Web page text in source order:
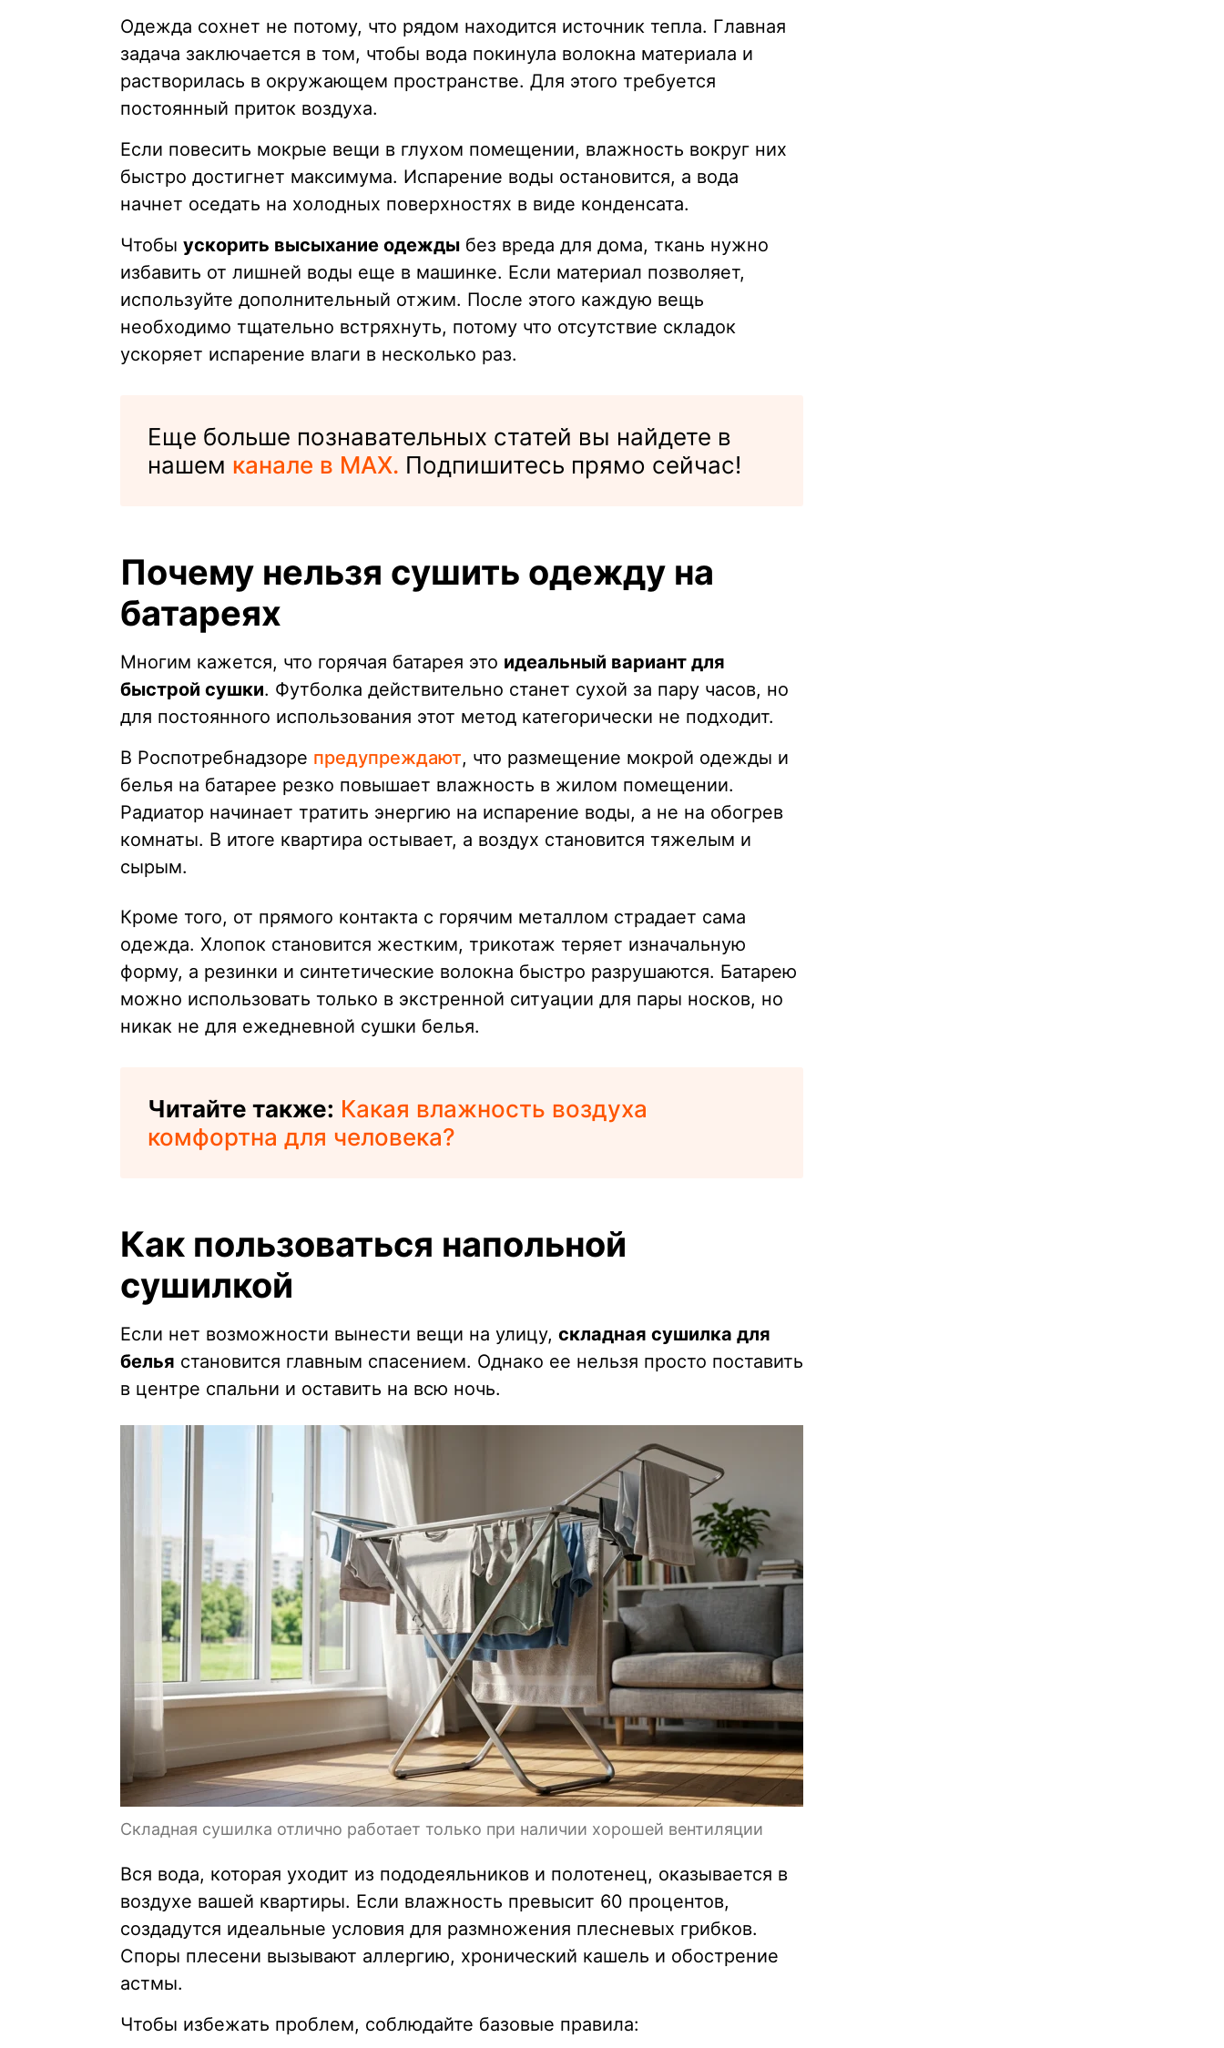
Одежда сохнет не потому, что рядом находится источник тепла. Главная
задача заключается в том, чтобы вода покинула волокна материала и
растворилась в окружающем пространстве. Для этого требуется
постоянный приток воздуха.
Если повесить мокрые вещи в глухом помещении, влажность вокруг них
быстро достигнет максимума. Испарение воды остановится, а вода
начнет оседать на холодных поверхностях в виде конденсата.
Чтобы ускорить высыхание одежды без вреда для дома, ткань нужно
избавить от лишней воды еще в машинке. Если материал позволяет,
используйте дополнительный отжим. После этого каждую вещь
необходимо тщательно встряхнуть, потому что отсутствие складок
ускоряет испарение влаги в несколько раз.
Еще больше познавательных статей вы найдете в
нашем канале в MAX. Подпишитесь прямо сейчас!
Почему нельзя сушить одежду на
батареях
Многим кажется, что горячая батарея это идеальный вариант для
быстрой сушки. Футболка действительно станет сухой за пару часов, но
для постоянного использования этот метод категорически не подходит.
В Роспотребнадзоре предупреждают, что размещение мокрой одежды и
белья на батарее резко повышает влажность в жилом помещении.
Радиатор начинает тратить энергию на испарение воды, а не на обогрев
комнаты. В итоге квартира остывает, а воздух становится тяжелым и
сырым.
Кроме того, от прямого контакта с горячим металлом страдает сама
одежда. Хлопок становится жестким, трикотаж теряет изначальную
форму, а резинки и синтетические волокна быстро разрушаются. Батарею
можно использовать только в экстренной ситуации для пары носков, но
никак не для ежедневной сушки белья.
Читайте также: Какая влажность воздуха
комфортна для человека?
Как пользоваться напольной
сушилкой
Если нет возможности вынести вещи на улицу, складная сушилка для
белья становится главным спасением. Однако ее нельзя просто поставить
в центре спальни и оставить на всю ночь.
Складная сушилка отлично работает только при наличии хорошей вентиляции
Вся вода, которая уходит из пододеяльников и полотенец, оказывается в
воздухе вашей квартиры. Если влажность превысит 60 процентов,
создадутся идеальные условия для размножения плесневых грибков.
Споры плесени вызывают аллергию, хронический кашель и обострение
астмы.
Чтобы избежать проблем, соблюдайте базовые правила: